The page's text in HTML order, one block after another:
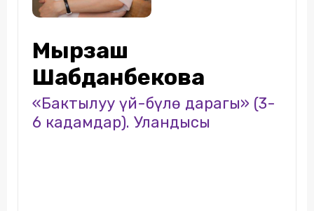
Мырзаш
Шабданбекова
«Бактылуу үй-бүлѳ дарагы» (3-
6 кадамдар). Уландысы